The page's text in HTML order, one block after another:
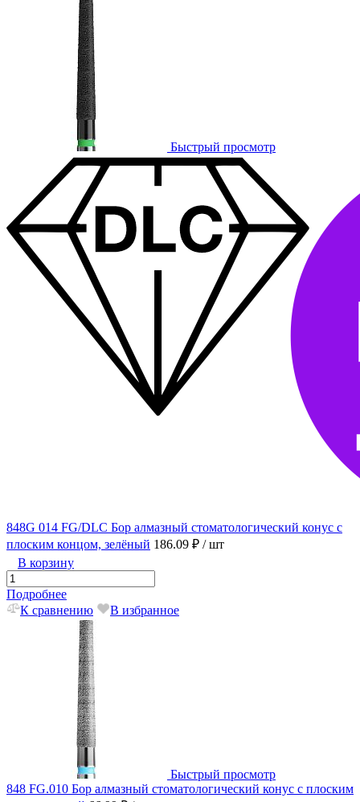
Быстрый просмотр
848G 014 FG/DLC Бор алмазный стоматологический конус с
плоским концом, зелёный 186.09 ₽ / шт
В корзину
Подробнее
К сравнению
В избранное
Быстрый просмотр
848 FG.010 Бор алмазный стоматологический конус с плоским